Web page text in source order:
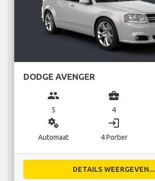
DODGE AVENGER
group
5
business_center
4
miscellaneous_services
Automaat
login
4 Portier
DETAILS WEERGEVEN...